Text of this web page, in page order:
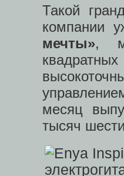
Такой
компании
мечты»,
месяц
тысяч